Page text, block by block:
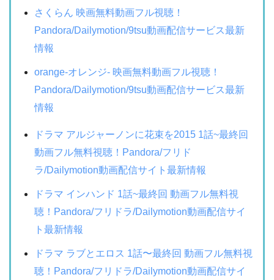
さくらん 映画無料動画フル視聴！
Pandora/Dailymotion/9tsu動画配信サービス最新
情報
orange-オレンジ- 映画無料動画フル視聴！
Pandora/Dailymotion/9tsu動画配信サービス最新
情報
ドラマ アルジャーノンに花束を2015 1話~最終回
動画フル無料視聴！Pandora/フリド
ラ/Dailymotion動画配信サイト最新情報
ドラマ インハンド 1話~最終回 動画フル無料視
聴！Pandora/フリドラ/Dailymotion動画配信サイ
ト最新情報
ドラマ ラブとエロス 1話〜最終回 動画フル無料視
聴！Pandora/フリドラ/Dailymotion動画配信サイ